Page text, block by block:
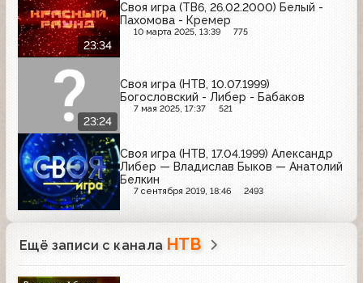
23:34
Своя игра (ТВ6, 26.02.2000) Белый -
Пахомова - Кремер
10 марта 2025, 13:39 775
23:24
Своя игра (НТВ, 10.07.1999)
Богословский - Либер - Бабаков
7 мая 2025, 17:37 521
Своя игра (НТВ, 17.04.1999) Александр
Либер — Владислав Быков — Анатолий
Белкин
7 сентября 2019, 18:46 2493
Ещё записи с канала НТВ